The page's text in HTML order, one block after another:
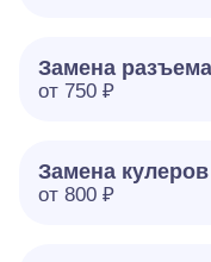
Замена
от 750 ₽
Замена кулеров
от 800 ₽